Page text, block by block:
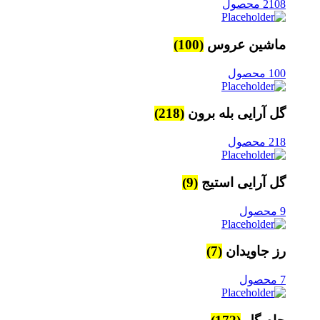
2108 محصول
ماشین عروس (100)
100 محصول
گل آرایی بله برون (218)
218 محصول
گل آرایی استیج (9)
9 محصول
رز جاویدان (7)
7 محصول